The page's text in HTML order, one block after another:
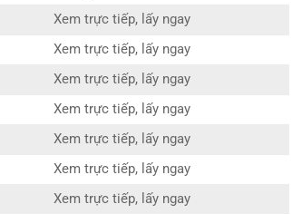
Xem trực tiếp, lấy ngay
Xem trực tiếp, lấy ngay
Xem trực tiếp, lấy ngay
Xem trực tiếp, lấy ngay
Xem trực tiếp, lấy ngay
Xem trực tiếp, lấy ngay
Xem trực tiếp, lấy ngay